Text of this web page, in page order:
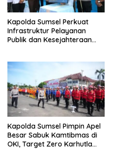
Kapolda Sumsel Perkuat
Infrastruktur Pelayanan
Publik dan Kesejahteraan
Kapolda Sumsel Pimpin Apel
Besar Sabuk Kamtibmas di
OKI, Target Zero Karhutla